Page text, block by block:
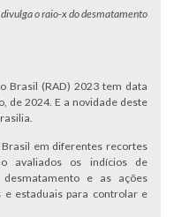
o raio-x do desmatamento
Brasil (RAD) 2023 tem data
de 2024. E a novidade deste
em diferentes recortes
avaliados os indícios de
e as ações
e estaduais para controlar e